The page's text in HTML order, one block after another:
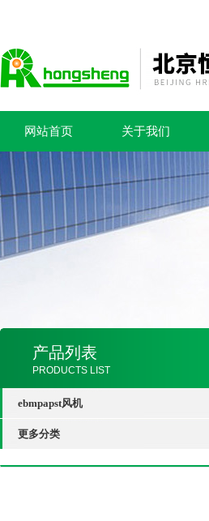
网站首页 关于我们
产品列表
PRODUCTS LIST
ebmpapst风机
更多分类